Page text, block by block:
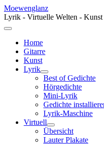
Moewenglanz
Lyrik - Virtuelle Welten - Kunst
Home
Gitarre
Kunst
Lyrik
Best of Gedichte
Hörgedichte
Mini-Lyrik
Gedichte
Lyrik-Maschine
Virtuell
Übersicht
Lauter Plakate